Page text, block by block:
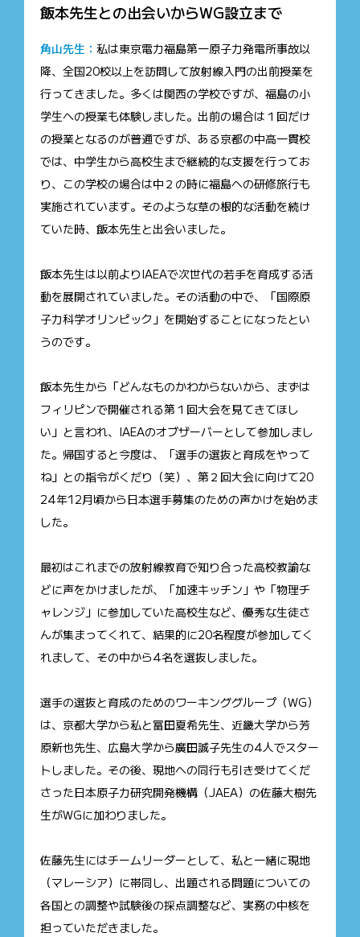
飯本先生との出会いからWG設立まで
角山先生： 私は東京電力福島第一原子力発電所事故以
降、全国20校以上を訪問して放射線入門の出前授業を
行ってきました。多くは関西の学校ですが、福島の小
学生への授業も体験しました。出前の場合は１回だけ
の授業となるのが普通ですが、ある京都の中高一貫校
では、中学生から高校生まで継続的な支援を行ってお
り、この学校の場合は中２の時に福島への研修旅行も
実施されています。そのような草の根的な活動を続け
ていた時、飯本先生と出会いました。
飯本先生は以前よりIAEAで次世代の若手を育成する活
動を展開されていました。その活動の中で、「国際原
子力科学オリンピック」を開始することになったとい
うのです。
飯本先生から「どんなものかわからないから、まずは
フィリピンで開催される第１回大会を見てきてほし
い」と言われ、IAEAのオブザーバーとして参加しまし
た。帰国すると今度は、「選手の選抜と育成をやって
ね」との指令がくだり（笑）、第２回大会に向けて20
24年12月頃から日本選手募集のための声かけを始めま
した。
最初はこれまでの放射線教育で知り合った高校教諭な
どに声をかけましたが、「加速キッチン」や「物理チ
ャレンジ」に参加していた高校生など、優秀な生徒さ
んが集まってくれて、結果的に20名程度が参加してく
れまして、その中から4名を選抜しました。
選手の選抜と育成のためのワーキンググループ（WG）
は、京都大学から私と冨田夏希先生、近畿大学から芳
原新也先生、広島大学から廣田誠子先生の4人でスター
トしました。その後、現地への同行も引き受けてくだ
さった日本原子力研究開発機構（JAEA）の佐藤大樹先
生がWGに加わりました。
佐藤先生にはチームリーダーとして、私と一緒に現地
（マレーシア）に帯同し、出題される問題についての
各国との調整や試験後の採点調整など、実務の中核を
担っていただきました。